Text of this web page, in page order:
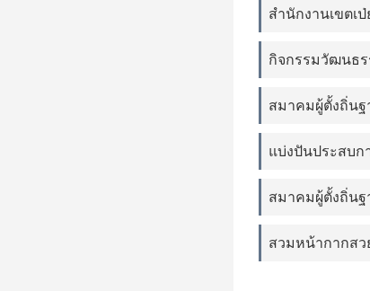
สำนักงานเขตเ
กิจกรรมวัฒนธร
สมาคมผู้ตั้งถิ่นฐ
แบ่งปันประสบก
สมาคมผู้ตั้งถิ่นฐ
สวมหน้ากากส